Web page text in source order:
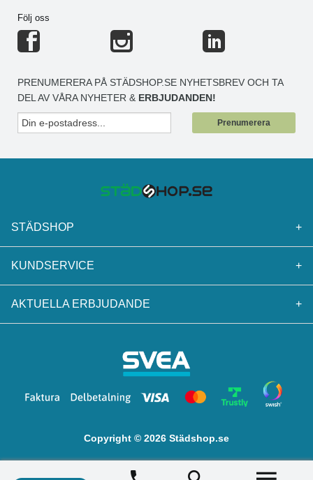
Följ oss
PRENUMERERA PÅ STÄDSHOP.SE NYHETSBREV OCH TA
DEL AV VÅRA NYHETER & ERBJUDANDEN!
Prenumerera
STÄDSHOP +
KUNDSERVICE +
AKTUELLA ERBJUDANDE +
Copyright © 2026 Städshop.se